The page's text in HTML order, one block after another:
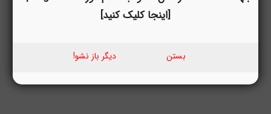
[اینجا کلیک کنید]
بستن دیگر باز نشو!